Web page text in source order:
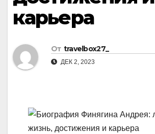
карьера
От travelbox27_
ДЕК 2, 2023